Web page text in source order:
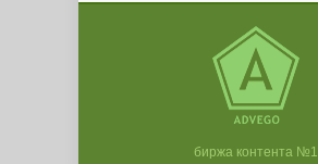
биржа контента №1